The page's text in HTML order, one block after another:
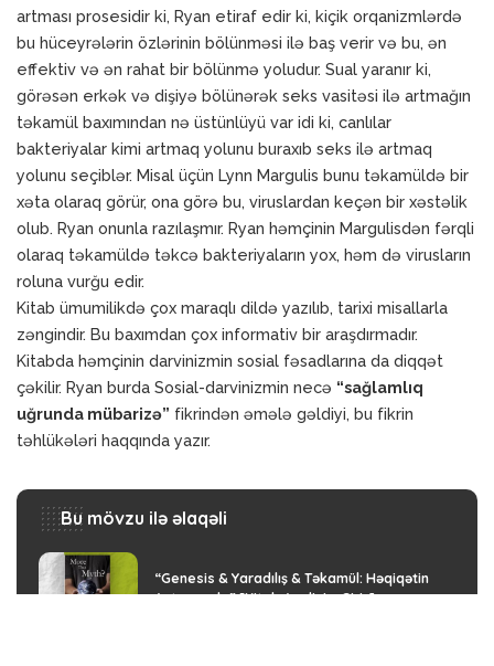
artması prosesidir ki, Ryan etiraf edir ki, kiçik orqanizmlərdə
bu hüceyrələrin özlərinin bölünməsi ilə baş verir və bu, ən
effektiv və ən rahat bir bölünmə yoludur. Sual yaranır ki,
görəsən erkək və dişiyə bölünərək seks vasitəsi ilə artmağın
təkamül baxımından nə üstünlüyü var idi ki, canlılar
bakteriyalar kimi artmaq yolunu buraxıb seks ilə artmaq
yolunu seçiblər. Misal üçün Lynn Margulis bunu təkamüldə bir
xəta olaraq görür, ona görə bu, viruslardan keçən bir xəstəlik
olub. Ryan onunla razılaşmır. Ryan həmçinin Margulisdən fərqli
olaraq təkamüldə təkcə bakteriyaların yox, həm də virusların
roluna vurğu edir.
Kitab ümumilikdə çox maraqlı dildə yazılıb, tarixi misallarla
zəngindir. Bu baxımdan çox informativ bir araşdırmadır.
Kitabda həmçinin darvinizmin sosial fəsadlarına da diqqət
çəkilir. Ryan burda Sosial-darvinizmin necə “sağlamlıq
uğrunda mübarizə” fikrindən əmələ gəldiyi, bu fikrin
təhlükələri haqqında yazır.
Bu mövzu ilə əlaqəli
“Genesis & Yaradılış & Təkamül: Həqiqətin
Axtarışında” [Kitab Analizi – Giriş]